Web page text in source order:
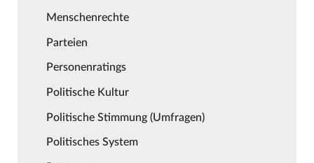
Menschenrechte
Parteien
Personenratings
Politische Kultur
Politische Stimmung (Umfragen)
Politisches System